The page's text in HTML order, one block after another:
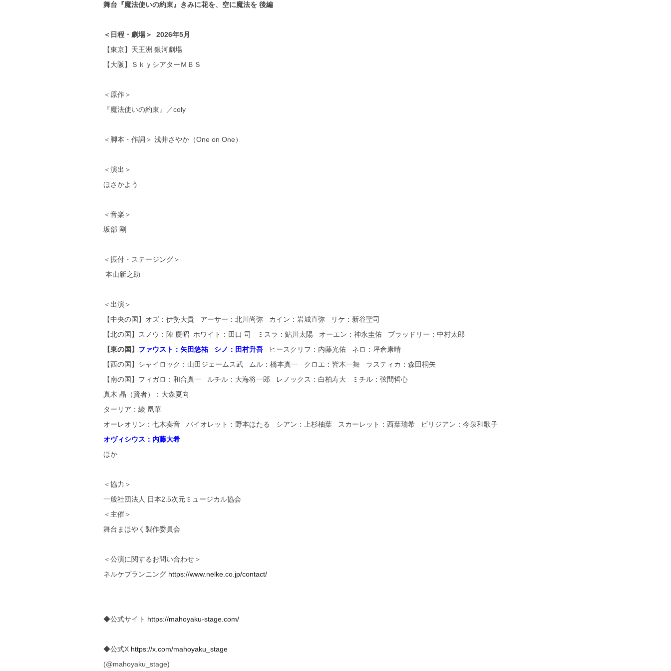
舞台『魔法使いの約束』きみに花を、空に魔法を 後編
＜日程・劇場＞ 2026年5月
【東京】天王洲 銀河劇場
【大阪】ＳｋｙシアターＭＢＳ
＜原作＞
『魔法使いの約束』／coly
＜脚本・作詞＞ 浅井さやか（One on One）
＜演出＞
ほさかよう
＜音楽＞
坂部 剛
＜振付・ステージング＞
本山新之助
＜出演＞
【中央の国】オズ：伊勢大貴 アーサー：北川尚弥 カイン：岩城直弥 リケ：新谷聖司
【北の国】スノウ：陣 慶昭 ホワイト：田口 司 ミスラ：鮎川太陽 オーエン：神永圭佑 ブラッドリー：中村太郎
【東の国】 ファウスト：矢田悠祐 シノ：田村升吾
ヒースクリフ：内藤光佑 ネロ：坪倉康晴
【西の国】シャイロック：山田ジェームス武 ムル：橋本真一 クロエ：皆木一舞 ラスティカ：森田桐矢
【南の国】フィガロ：和合真一 ルチル：大海将一郎 レノックス：白柏寿大 ミチル：弦間哲心
真木 晶（賢者）：大森夏向
ターリア：綾 凰華
オーレオリン：七木奏音 バイオレット：野本ほたる シアン：上杉柚葉 スカーレット：西葉瑞希 ビリジアン：今泉和歌子
オヴィシウス：内藤大希
ほか
＜協力＞
一般社団法人 日本2.5次元ミュージカル協会
＜主催＞
舞台まほやく製作委員会
＜公演に関するお問い合わせ＞
ネルケプランニング https://www.nelke.co.jp/contact/
◆公式サイト https://mahoyaku-stage.com/
◆公式X https://x.com/mahoyaku_stage
(@mahoyaku_stage)